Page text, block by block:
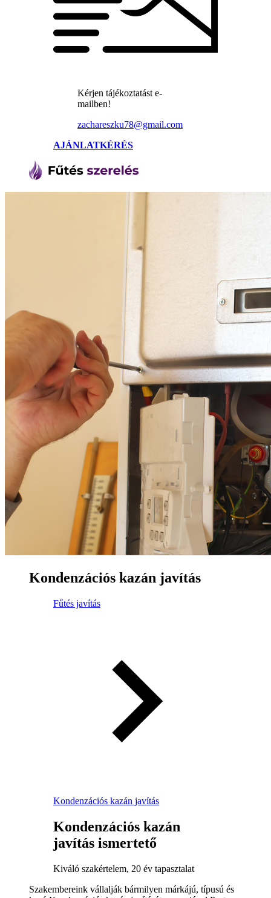
Kérjen tájékoztatást e-
mailben!
zachareszku78@gmail.com
AJÁNLATKÉRÉS
Kondenzációs kazán javítás
Fűtés javítás
Kondenzációs kazán javítás
Kondenzációs kazán
javítás ismertető
Kiváló szakértelem, 20 év tapasztalat
Szakembereink vállalják bármilyen márkájú, típusú és